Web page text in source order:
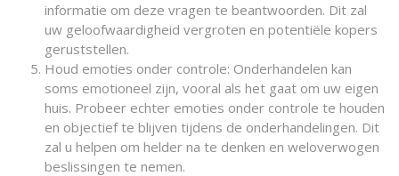
informatie om deze vragen te beantwoorden. Dit zal
uw geloofwaardigheid vergroten en potentiële kopers
geruststellen.
Houd emoties onder controle: Onderhandelen kan
soms emotioneel zijn, vooral als het gaat om uw eigen
huis. Probeer echter emoties onder controle te houden
en objectief te blijven tijdens de onderhandelingen. Dit
zal u helpen om helder na te denken en weloverwogen
beslissingen te nemen.